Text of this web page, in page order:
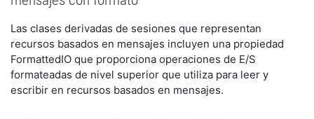
Las clases derivadas de sesiones que representan
recursos basados en mensajes incluyen una propiedad
FormattedIO que proporciona operaciones de E/S
formateadas de nivel superior que utiliza para leer y
escribir en recursos basados en mensajes.